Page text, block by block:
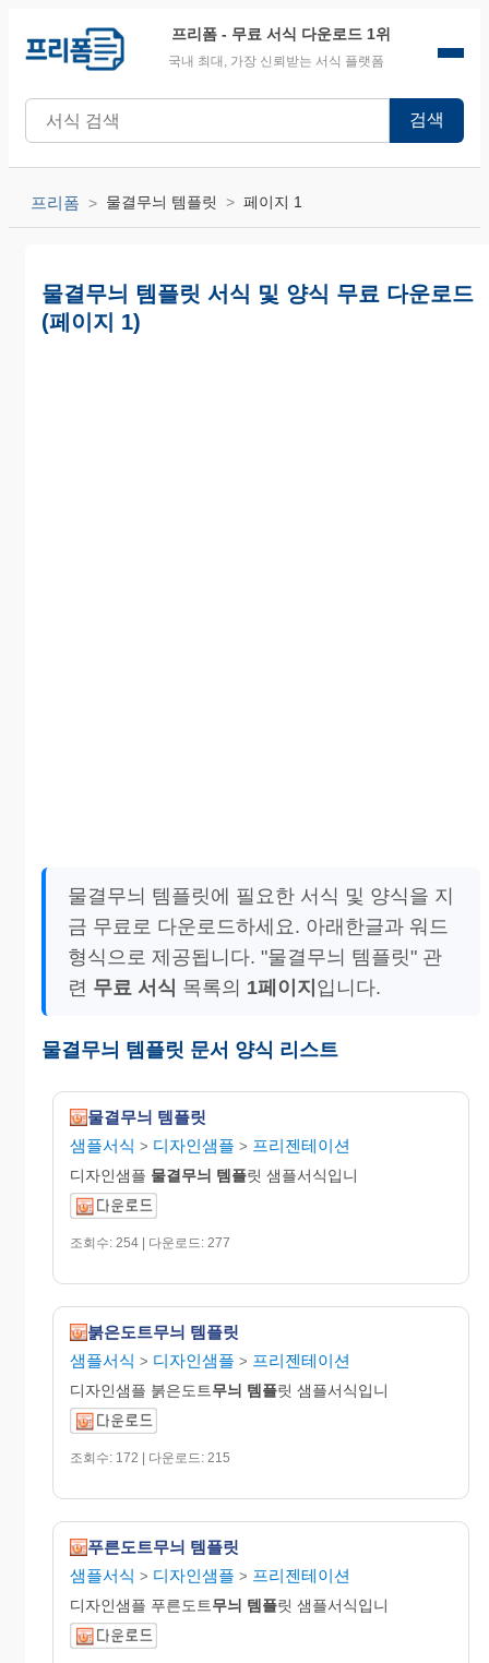
프리폼 - 무료 서식 다운로드 1위
국내 최대, 가장 신뢰받는 서식 플랫폼
검색
프리폼 물결무늬 템플릿 페이지 1
물결무늬 템플릿 서식 및 양식 무료 다운로드
(페이지 1)
물결무늬 템플릿에 필요한 서식 및 양식을 지
금 무료로 다운로드하세요. 아래한글과 워드
형식으로 제공됩니다. "물결무늬 템플릿" 관
련 무료 서식 목록의 1페이지 입니다.
물결무늬 템플릿 문서 양식 리스트
물결무늬 템플릿
샘플서식 > 디자인샘플 > 프리젠테이션
디자인샘플 물결무늬 템플릿 샘플서식입니
조회수: 254 | 다운로드: 277
붉은도트무늬 템플릿
샘플서식 > 디자인샘플 > 프리젠테이션
디자인샘플 붉은도트무늬 템플릿 샘플서식입니
조회수: 172 | 다운로드: 215
푸른도트무늬 템플릿
샘플서식 > 디자인샘플 > 프리젠테이션
디자인샘플 푸른도트무늬 템플릿 샘플서식입니